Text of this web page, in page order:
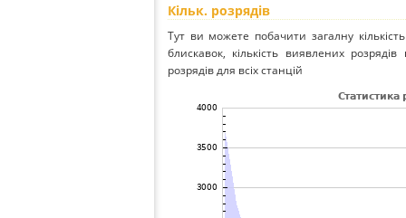
Кільк. розрядів
Тут ви можете побачити загалну
блискавок, кількість виявлених
розрядів для всіх станцій